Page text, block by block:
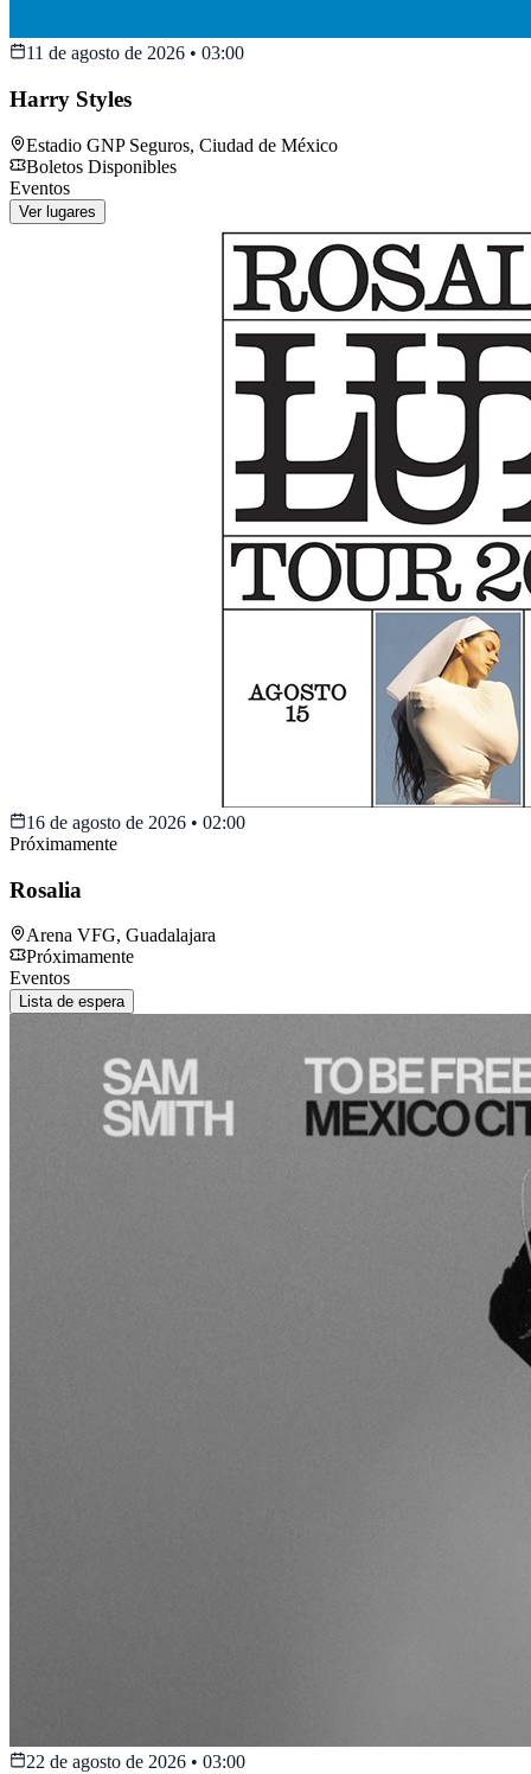
11 de agosto de 2026 • 03:00
Harry Styles
Estadio GNP Seguros, Ciudad de México
Boletos Disponibles
Eventos
Ver lugares
16 de agosto de 2026 • 02:00
Próximamente
Rosalia
Arena VFG, Guadalajara
Próximamente
Eventos
Lista de espera
22 de agosto de 2026 • 03:00